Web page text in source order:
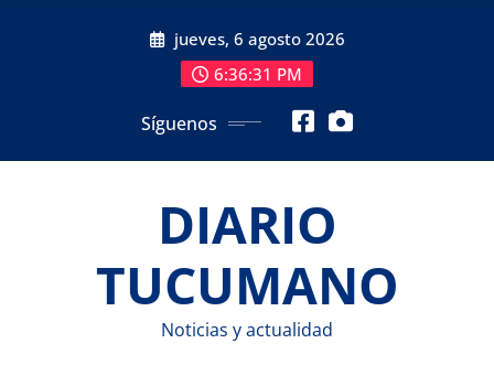
jueves, 6 agosto 2026
6:36:32 PM
Síguenos
DIARIO
TUCUMANO
Noticias y actualidad